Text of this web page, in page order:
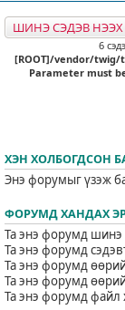
ШИНЭ СЭДЭВ НЭЭХ
6
[ROOT]/vendor/twig/
Parameter must
ХЭН ХОЛБОГДСОН
Энэ форумыг үзэж
ФОРУМД ХАНДАХ
Та энэ форумд шинэ
Та энэ форумд
Та энэ форумд
Та энэ форумд
Та энэ форумд файл